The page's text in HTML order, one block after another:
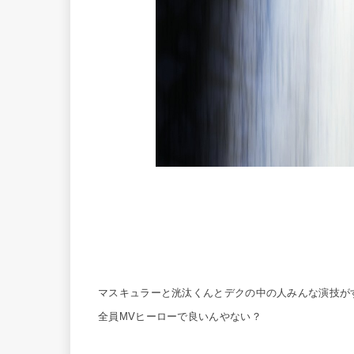
マスキュラーと洸汰くんとデクの中の人みんな演技が
全員MVヒーローで良いんやない？